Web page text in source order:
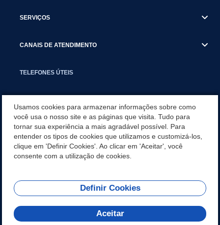
SERVIÇOS
CANAIS DE ATENDIMENTO
TELEFONES ÚTEIS
NOTÍCIAS
APLICATIVO
REDES SOCIAIS
Usamos cookies para armazenar informações sobre como
você usa o nosso site e as páginas que visita. Tudo para
tornar sua experiência a mais agradável possível. Para
entender os tipos de cookies que utilizamos e customizá-los,
clique em 'Definir Cookies'. Ao clicar em 'Aceitar', você
consente com a utilização de cookies.
Definir Cookies
Aceitar